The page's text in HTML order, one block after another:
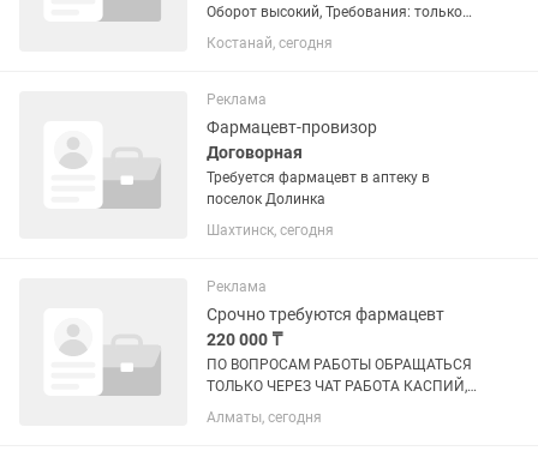
Оборот высокий, Требования: только
фармацевтическое образование:
высшее или среднее опыт работы
•Дополнительные бонусы от...
Костанай, сегодня
Реклама
Фармацевт-провизор
Договорная
Требуется фармацевт в аптеку в
поселок Долинка
Шахтинск, сегодня
Реклама
Срочно требуются фармацевт
220 000 ₸
ПО ВОПРОСАМ РАБОТЫ ОБРАЩАТЬСЯ
ТОЛЬКО ЧЕРЕЗ ЧАТ РАБОТА КАСПИЙ,
НА ЗВОНКИ НЕ ОТВЕЧАЕМ График
работы 2/2 с 08:00 до 20:00 Так же нам
Алматы, сегодня